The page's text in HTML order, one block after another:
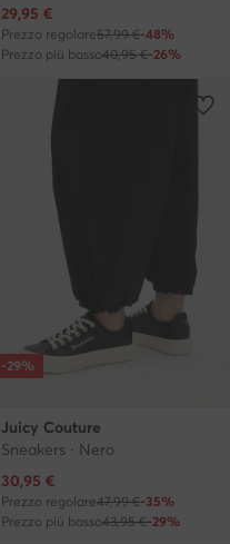
Prezzo attuale
29,95 €
Prezzo regolare57,99 €-48%
Prezzo più basso40,95 €-26%
-29%
Juicy Couture
Sneakers · Nero
Prezzo attuale
30,95 €
Prezzo regolare47,99 €-35%
Prezzo più basso43,95 €-29%